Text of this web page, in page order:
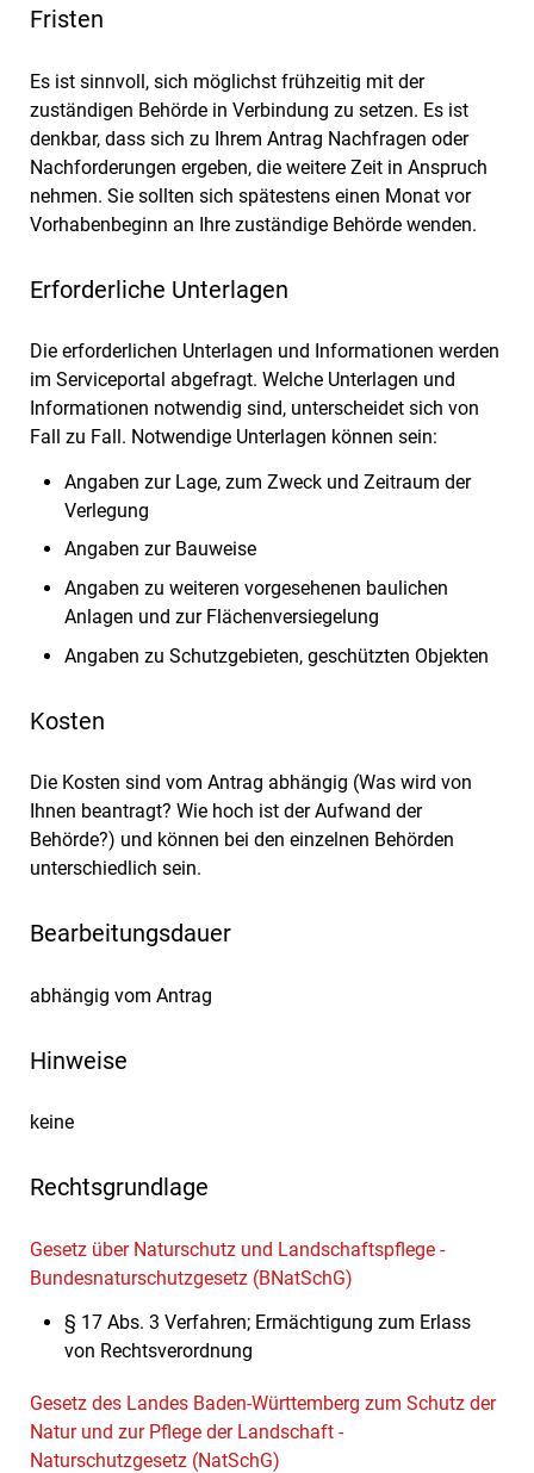
Fristen
Es ist sinnvoll, sich möglichst frühzeitig mit der
zuständigen Behörde in Verbindung zu setzen. Es ist
denkbar, dass sich zu Ihrem Antrag Nachfragen oder
Nachforderungen ergeben, die weitere Zeit in Anspruch
nehmen. Sie sollten sich spätestens einen Monat vor
Vorhabenbeginn an Ihre zuständige Behörde wenden.
Erforderliche Unterlagen
Die erforderlichen Unterlagen und Informationen werden
im Serviceportal abgefragt. Welche Unterlagen und
Informationen notwendig sind, unterscheidet sich von
Fall zu Fall. Notwendige Unterlagen können sein:
Angaben zur Lage, zum Zweck und Zeitraum der
Verlegung
Angaben zur Bauweise
Angaben zu weiteren vorgesehenen baulichen
Anlagen und zur Flächenversiegelung
Angaben zu Schutzgebieten, geschützten Objekten
Kosten
Die Kosten sind vom Antrag abhängig (Was wird von
Ihnen beantragt? Wie hoch ist der Aufwand der
Behörde?) und können bei den einzelnen Behörden
unterschiedlich sein.
Bearbeitungsdauer
abhängig vom Antrag
Hinweise
keine
Rechtsgrundlage
Gesetz über Naturschutz und Landschaftspflege -
Bundesnaturschutzgesetz (BNatSchG)
§ 17 Abs. 3 Verfahren; Ermächtigung zum Erlass
von Rechtsverordnung
Gesetz des Landes Baden-Württemberg zum Schutz der
Natur und zur Pflege der Landschaft -
Naturschutzgesetz (NatSchG)